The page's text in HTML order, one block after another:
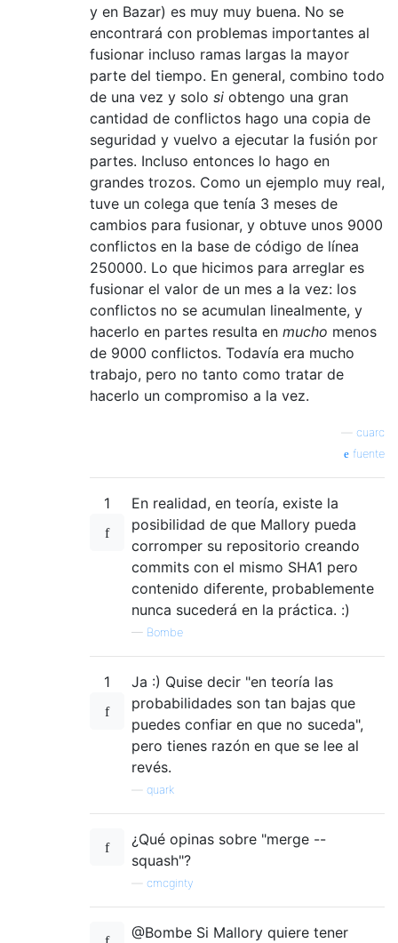
y en Bazar) es muy muy buena. No se
encontrará con problemas importantes al
fusionar incluso ramas largas la mayor
parte del tiempo. En general, combino todo
de una vez y solo si obtengo una gran
cantidad de conflictos hago una copia de
seguridad y vuelvo a ejecutar la fusión por
partes. Incluso entonces lo hago en
grandes trozos. Como un ejemplo muy real,
tuve un colega que tenía 3 meses de
cambios para fusionar, y obtuve unos 9000
conflictos en la base de código de línea
250000. Lo que hicimos para arreglar es
fusionar el valor de un mes a la vez: los
conflictos no se acumulan linealmente, y
hacerlo en partes resulta en mucho menos
de 9000 conflictos. Todavía era mucho
trabajo, pero no tanto como tratar de
hacerlo un compromiso a la vez.
cuarc
fuente
1
En realidad, en teoría, existe la
posibilidad de que Mallory pueda
corromper su repositorio creando
commits con el mismo SHA1 pero
contenido diferente, probablemente
nunca sucederá en la práctica. :)
— Bombe
1
Ja :) Quise decir "en teoría las
probabilidades son tan bajas que
puedes confiar en que no suceda",
pero tienes razón en que se lee al
revés.
quark
¿Qué opinas sobre "merge --
squash"?
cmcginty
@Bombe Si Mallory quiere tener